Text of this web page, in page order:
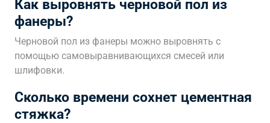
Как выровнять черновой пол из
фанеры?
Черновой пол из фанеры можно выровнять с
помощью самовыравнивающихся смесей или
шлифовки.
Сколько времени сохнет цементная
стяжка?